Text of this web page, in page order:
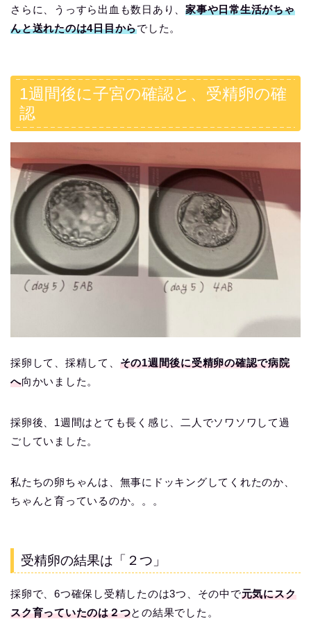
さらに、うっすら出血も数日あり、家事や日常生活がちゃ
んと送れたのは4日目からでした。
1週間後に子宮の確認と、受精卵の確
認
採卵して、採精して、 その1週間後に受精卵の確認で病院
へ向かいました。
採卵後、1週間はとても長く感じ、二人でソワソワして過
ごしていました。
私たちの卵ちゃんは、無事にドッキングしてくれたのか、
ちゃんと育っているのか。。。
受精卵の結果は「２つ」
採卵で、6つ確保し受精したのは3つ、その中で元気にスク
スク育っていたのは２つとの結果でした。